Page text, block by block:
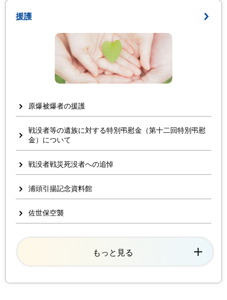
援護
原爆被爆者の援護
戦没者等の遺族に対する特別弔慰金（第十二回特別弔慰
金）について
戦没者戦災死没者への追悼
浦頭引揚記念資料館
佐世保空襲
もっと見る